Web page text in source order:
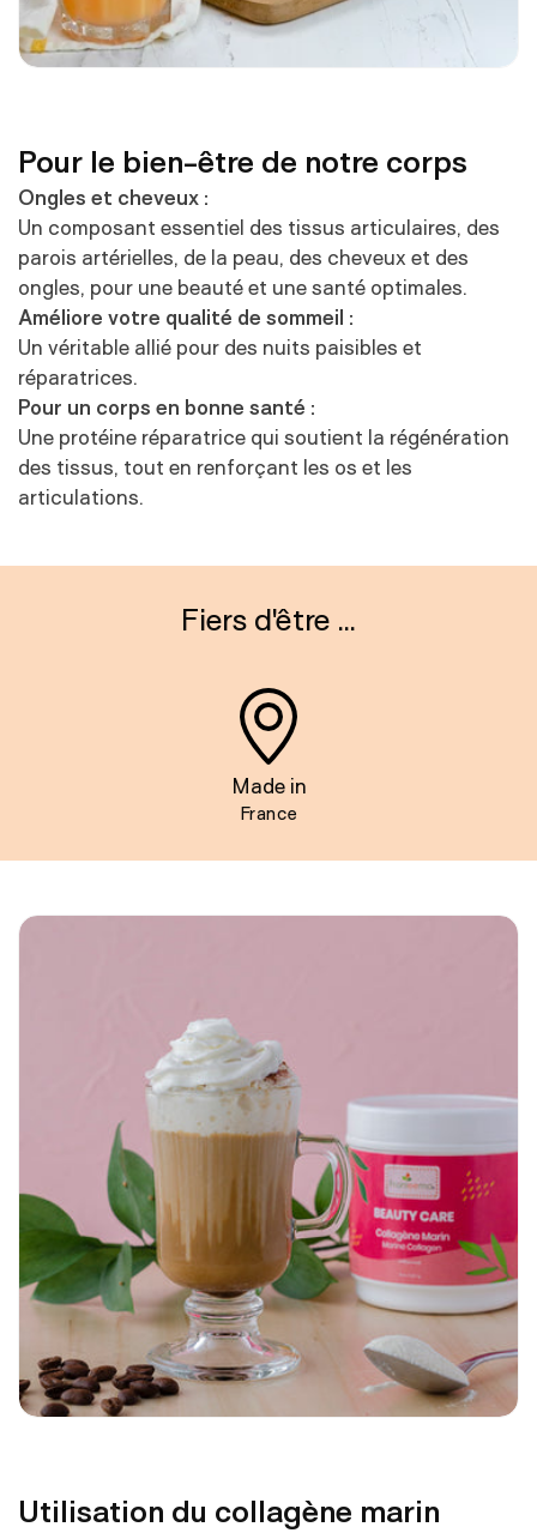
Pour le bien-être de notre corps
Ongles et cheveux :
Un composant essentiel des tissus articulaires, des
parois artérielles, de la peau, des cheveux et des
ongles, pour une beauté et une santé optimales.
Améliore votre qualité de sommeil :
Un véritable allié pour des nuits paisibles et
réparatrices.
Pour un corps en bonne santé :
Une protéine réparatrice qui soutient la régénération
des tissus, tout en renforçant les os et les
articulations.
Fiers d'être ...
Made in
France
Utilisation du collagène marin